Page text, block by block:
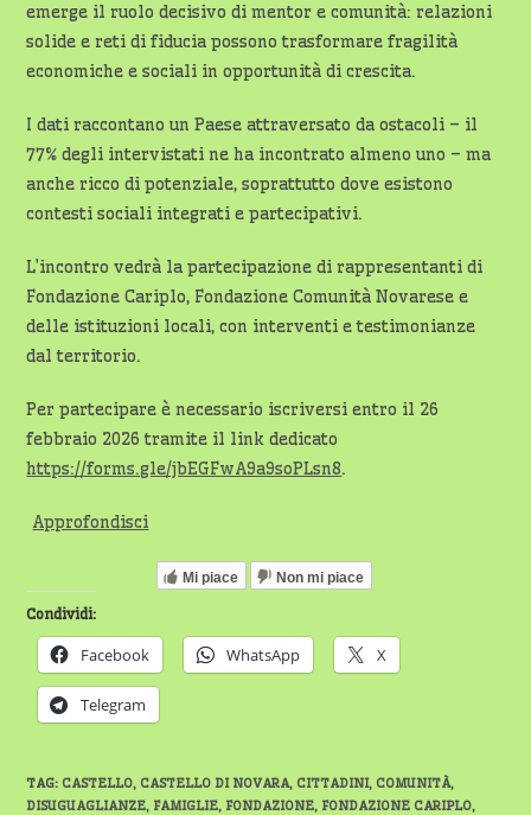
emerge il ruolo decisivo di mentor e comunità: relazioni
solide e reti di fiducia possono trasformare fragilità
economiche e sociali in opportunità di crescita.
I dati raccontano un Paese attraversato da ostacoli – il
77% degli intervistati ne ha incontrato almeno uno – ma
anche ricco di potenziale, soprattutto dove esistono
contesti sociali integrati e partecipativi.
L’incontro vedrà la partecipazione di rappresentanti di
Fondazione Cariplo, Fondazione Comunità Novarese e
delle istituzioni locali, con interventi e testimonianze
dal territorio.
Per partecipare è necessario iscriversi entro il 26
febbraio 2026 tramite il link dedicato
https://forms.gle/jbEGFwA9a9soPLsn8.
Approfondisci
Mi piace Non mi piace
Condividi:
Facebook WhatsApp X
Telegram
TAG: CASTELLO, CASTELLO DI NOVARA, CITTADINI, COMUNITÀ,
DISUGUAGLIANZE, FAMIGLIE, FONDAZIONE, FONDAZIONE CARIPLO,